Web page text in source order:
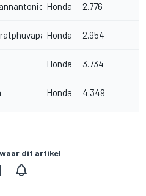
Honda 2.776
Honda 2.954
Honda 3.734
Honda 4.349
dit artikel